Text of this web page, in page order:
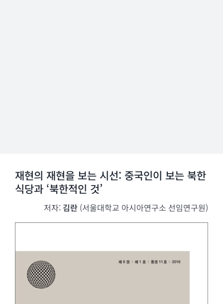
재현의 재현을 보는 시선: 중국인이 보는 북한
식당과 ‘북한적인 것’
저자: 김란 (서울대학교 아시아연구소 선임연구원)